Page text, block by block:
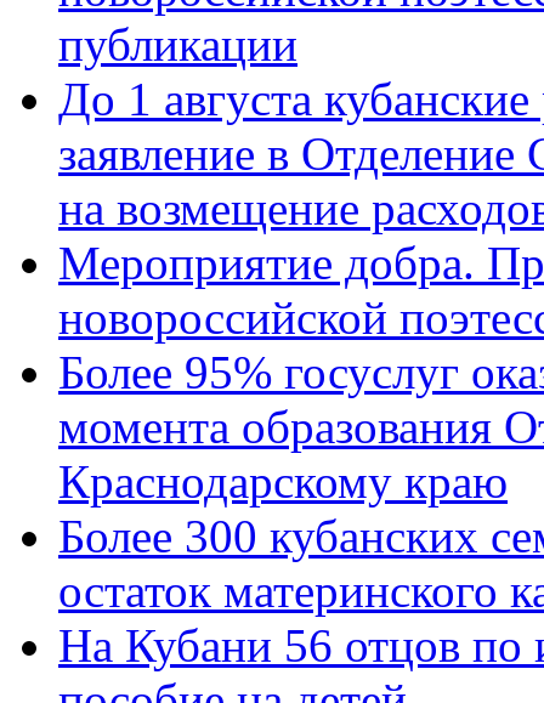
публикации
До 1 августа
заявление в
на возмещение
Мероприятие добра.
новороссийской
Более 95% госуслуг
момента образования
Краснодарскому краю
Более 300 кубанских
остаток материнского
На Кубани 56 отцов по